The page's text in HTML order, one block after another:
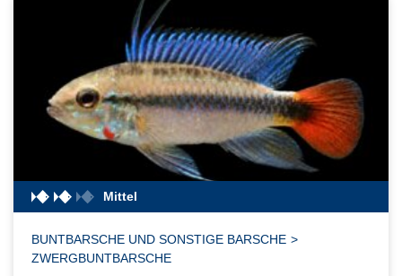
Mittel
BUNTBARSCHE UND SONSTIGE BARSCHE >
ZWERGBUNTBARSCHE